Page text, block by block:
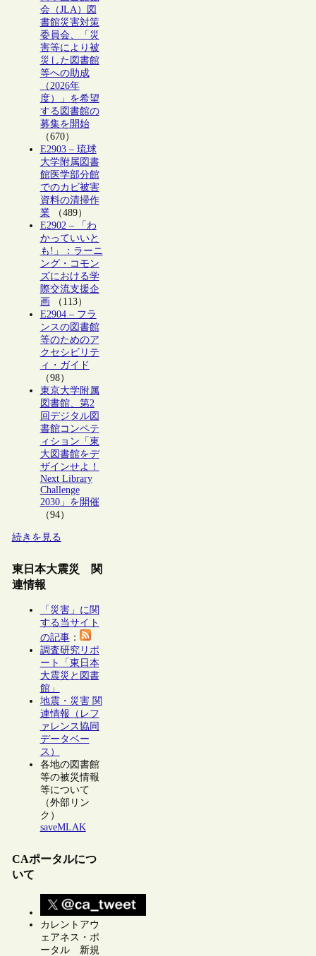
会（JLA）図
書館災害対策
委員会、「災
害等により被
災した図書館
等への助成
（2026年
度）」を希望
する図書館の
募集を開始
（670）
E2903 – 琉球
大学附属図書
館医学部分館
でのカビ被害
資料の清掃作
業（489）
E2902 – 「わ
かっていいと
も!」：ラーニ
ング・コモン
ズにおける学
際交流支援企
画 （113）
E2904 – フラ
ンスの図書館
等のためのア
クセシビリテ
ィ・ガイド
（98）
東京大学附属
図書館、第2
回デジタル図
書館コンペテ
ィション「東
大図書館をデ
ザインせよ！
Next Library
Challenge
2030」を開催
（94）
続きを見る
東日本大震災 関
連情報
「災害」に関
する当サイト
の記事：
調査研究リポ
ート「東日本
大震災と図書
館」
地震・災害 関
連情報（レフ
ァレンス協同
データベー
ス）
各地の図書館
等の被災情報
等について
（外部リン
ク）
saveMLAK
CAポータルにつ
いて
カレントアウ
ェアネス・ポ
ータル 新規